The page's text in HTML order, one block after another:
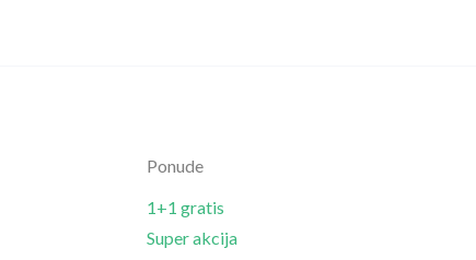
Ponude
1+1 gratis
Super akcija